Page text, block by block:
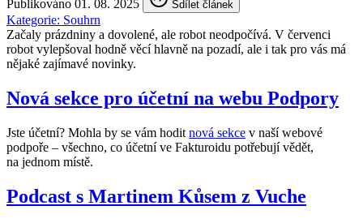
Publikováno 01. 08. 2025 Sdílet článek
Kategorie: Souhrn
Začaly prázdniny a dovolené, ale robot neodpočívá. V červenci
robot vylepšoval hodně věcí hlavně na pozadí, ale i tak pro vás má
nějaké zajímavé novinky.
Nová sekce pro účetní na webu Podpory
Jste účetní? Mohla by se vám hodit nová sekce v naší webové
podpoře – všechno, co účetní ve Fakturoidu potřebují vědět,
na jednom místě.
Podcast s Martinem Kůsem z Vuche